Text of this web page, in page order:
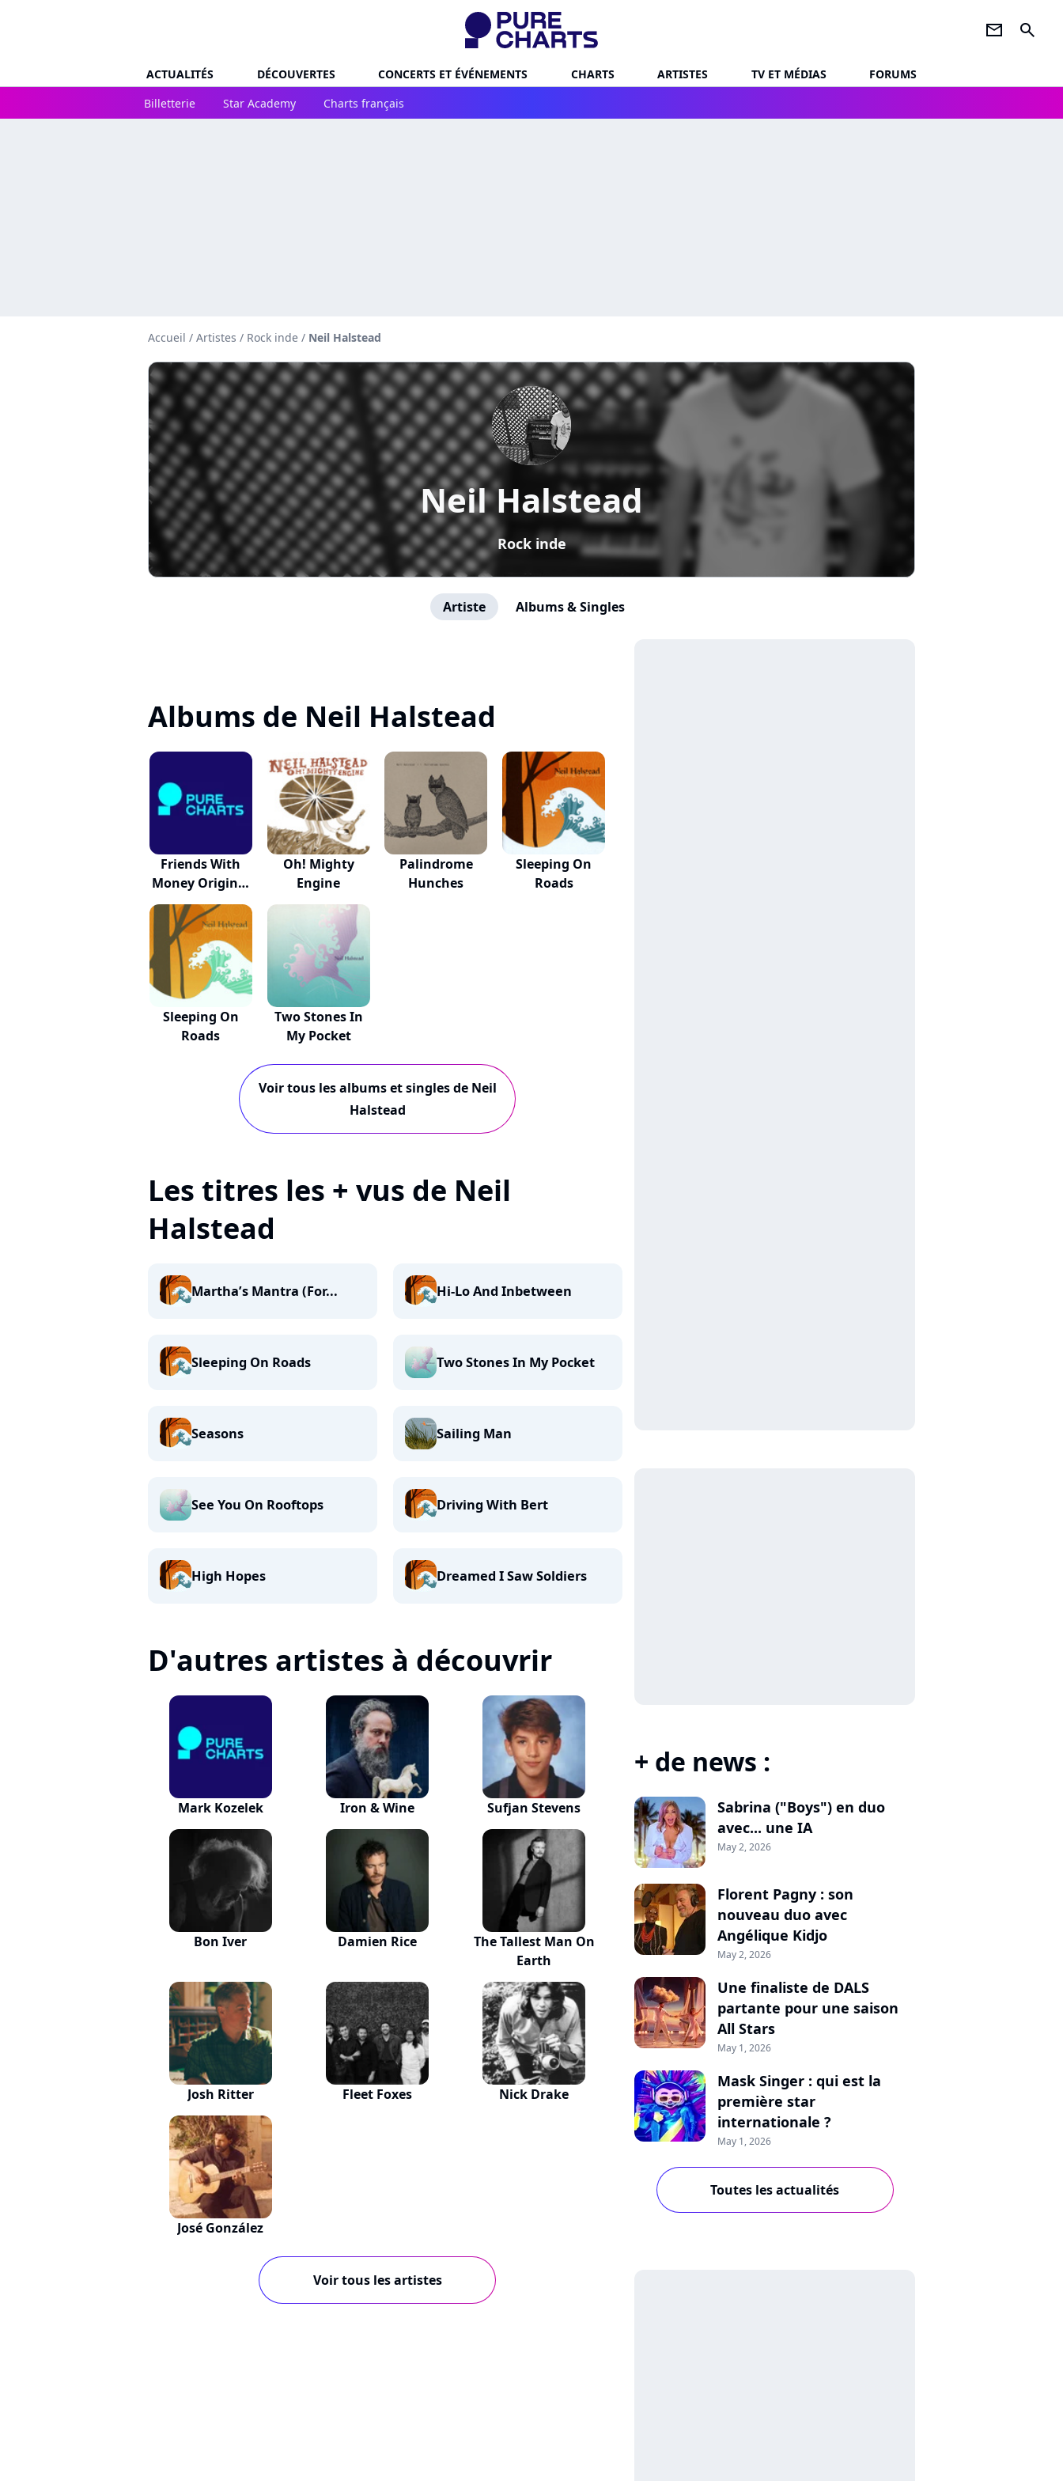
newsletter search
ACTUALITÉS DÉCOUVERTES CONCERTS ET ÉVÉNEMENTS CHARTS ARTISTES TV ET MÉDIAS
FORUMS
Billetterie
Star Academy Charts français
Accueil / Artistes / Rock inde / Neil Halstead
Neil Halstead
Rock inde
Artiste Albums & Singles
Albums de Neil Halstead
Friends With
Money Original
M...
Oh! Mighty
Engine
Palindrome
Hunches
Sleeping On
Roads
Sleeping On
Roads
Two Stones In
My Pocket
Voir tous les albums et singles de Neil
Halstead
Les titres les + vus de Neil
Halstead
Martha’s Mantra (For... Hi-Lo And Inbetween
Sleeping On Roads Two Stones In My Pocket
Seasons Sailing Man
See You On Rooftops Driving With Bert
High Hopes Dreamed I Saw Soldiers
D'autres artistes à découvrir
Mark Kozelek Iron & Wine Sufjan Stevens
Bon Iver Damien Rice
The Tallest Man On
Earth
Josh Ritter Fleet Foxes Nick Drake
José González
Voir tous les artistes
+ de news :
Sabrina ("Boys") en duo
avec... une IA
May 2, 2026
Florent Pagny : son
nouveau duo avec
Angélique Kidjo
May 2, 2026
Une finaliste de DALS
partante pour une saison
All Stars
May 1, 2026
Mask Singer : qui est la
première star
internationale ?
May 1, 2026
Toutes les actualités